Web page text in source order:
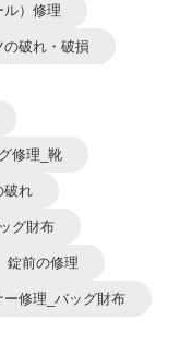
ル）修理
の破れ・破損
修理_靴
破れ
グ財布
錠前の修理
ー修理_バッグ財布